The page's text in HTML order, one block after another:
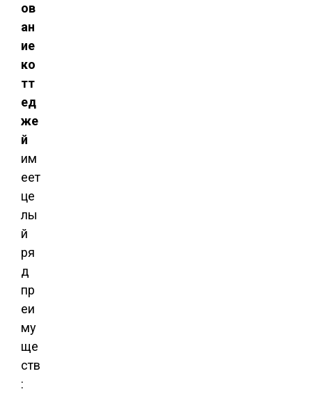
ов
ан
ие
ко
тт
ед
же
й
им
еет
це
лы
й
ря
д
пр
еи
му
ще
ств
: